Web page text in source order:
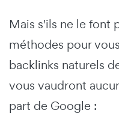
Mais s'ils ne le font
méthodes pour
backlinks naturels
vous vaudront
part de Google :